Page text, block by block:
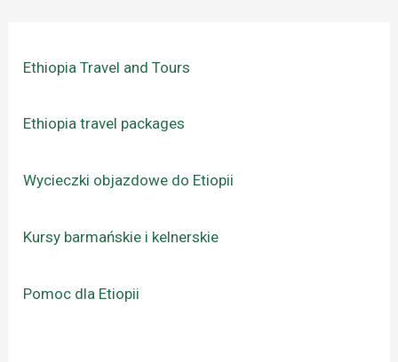
Ethiopia Travel and Tours
Ethiopia travel packages
Wycieczki objazdowe do Etiopii
Kursy barmańskie i kelnerskie
Pomoc dla Etiopii